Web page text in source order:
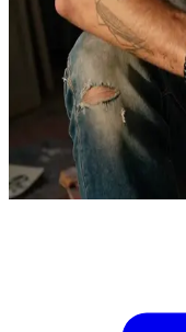
Sebastian Cole, de
Sebastian werkt in zijn
hij zijn trauma's omzet
zijn studio
onontkoombare, intense
essentie te vangen door
Show more